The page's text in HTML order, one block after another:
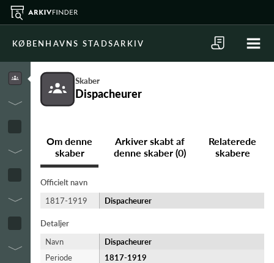
KØBENHAVNS STADSARKIV
Skaber
Dispacheurer
Om denne
skaber
Arkiver skabt af
denne skaber (0)
Relaterede
skabere
Officielt navn
1817-1919
Dispacheurer
Detaljer
Navn
Dispacheurer
Periode
1817-​1919